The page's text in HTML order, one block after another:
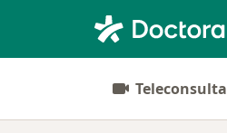
Teleconsulta